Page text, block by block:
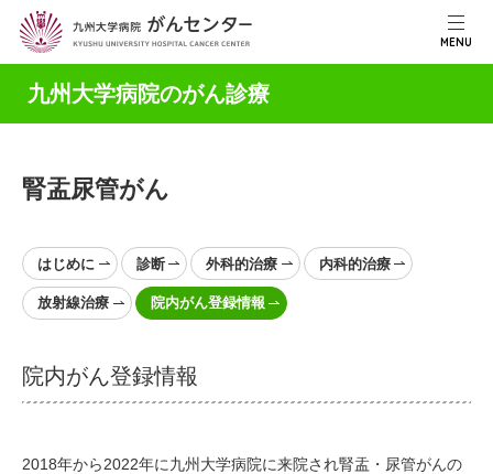
MENU
九州大学病院のがん診療
腎盂尿管がん
はじめに 診断 外科的治療 内科的治療
放射線治療 院内がん登録情報
院内がん登録情報
2018年から2022年に九州大学病院に来院され腎盂・尿管がんの